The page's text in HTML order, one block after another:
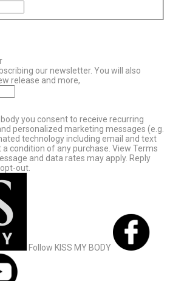
our newsletter. You will also
release and more,
you consent to receive recurring
personalized marketing messages (e.g.
technology including email and text
condition of any purchase. View Terms
and data rates may apply. Reply
out.
Follow KISS MY BODY